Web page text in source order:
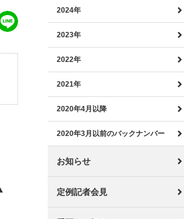
2024年
2023年
2022年
2021年
2020年4月以降
2020年3月以前のバックナンバー
お知らせ
定例記者会見